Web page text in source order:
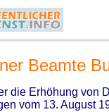
Beamte
die Erhöhung von
vom 13. August